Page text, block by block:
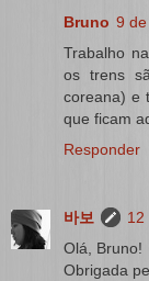
Bruno 9
Trabalho
os trens
coreana) e
que ficam
Responder
바보
12
Olá, Bruno!
Obrigada